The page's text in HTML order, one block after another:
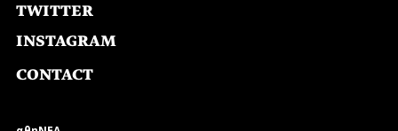
TWITTER
INSTAGRAM
CONTACT